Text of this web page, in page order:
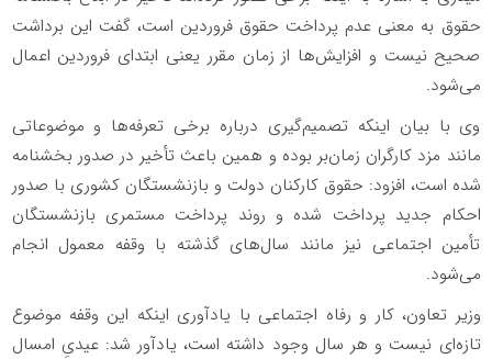
حقوق به معنی عدم پرداخت حقوق فروردین است، گفت این برداشت
صحیح نیست و افزایش‌ها از زمان مقرر یعنی ابتدای فروردین اعمال
می‌شود.
وی با بیان اینکه تصمیم‌گیری درباره برخی تعرفه‌ها و موضوعاتی
مانند مزد کارگران زمان‌بر بوده و همین باعث تأخیر در صدور بخشنامه
شده است، افزود: حقوق کارکنان دولت و بازنشستگان کشوری با صدور
احکام جدید پرداخت شده و روند پرداخت مستمری بازنشستگان
تأمین اجتماعی نیز مانند سال‌های گذشته با وقفه معمول انجام
می‌شود.
وزیر تعاون، کار و رفاه اجتماعی با یادآوری اینکه این وقفه موضوع
تازه‌ای نیست و هر سال وجود داشته است، یادآور شد: عیدیِ امسال